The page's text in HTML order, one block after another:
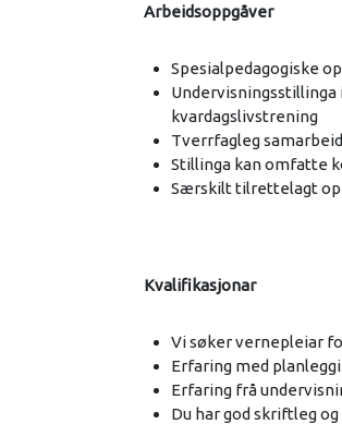
Arbeidsoppgåver
Spesialpedagogiske
kvardagslivstrening
Tverrfagleg
Stillinga kan omfatte
Særskilt tilrettelagt
Kvalifikasjonar
Vi søker vernepleiar
Erfaring med
Erfaring frå
Du har god skriftleg